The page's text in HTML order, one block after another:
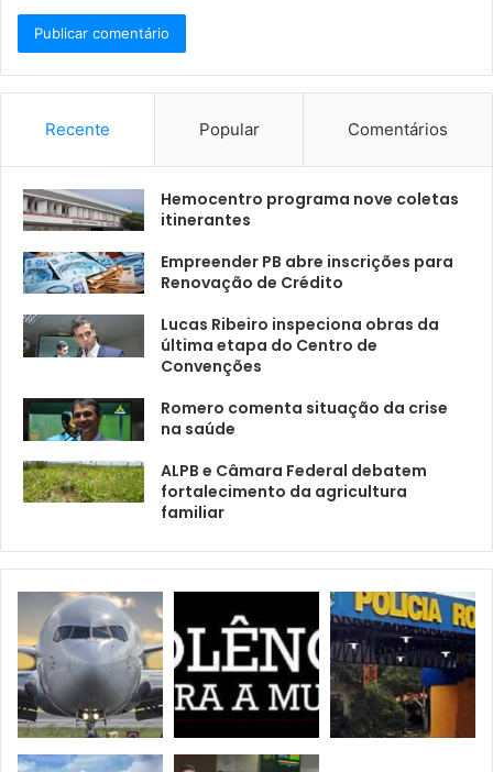
Recente Popular Comentários
Hemocentro programa nove coletas
itinerantes
Empreender PB abre inscrições para
Renovação de Crédito
Lucas Ribeiro inspeciona obras da
última etapa do Centro de
Convenções
Romero comenta situação da crise
na saúde
ALPB e Câmara Federal debatem
fortalecimento da agricultura
familiar